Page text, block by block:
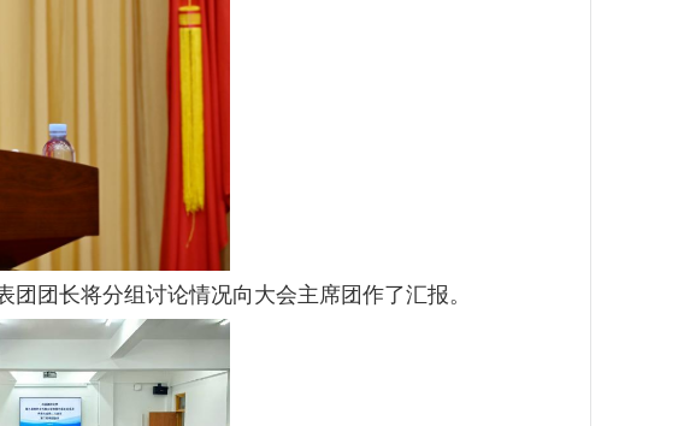
团长将分组讨论情况向大会主席团作了汇报。